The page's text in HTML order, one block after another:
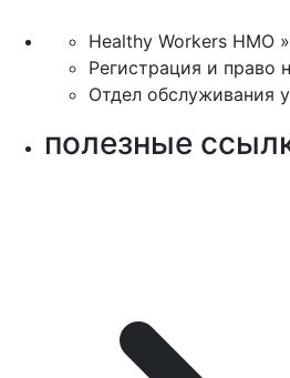
Healthy Workers HMO »
Регистрация и право
Отдел обслуживания
полезные